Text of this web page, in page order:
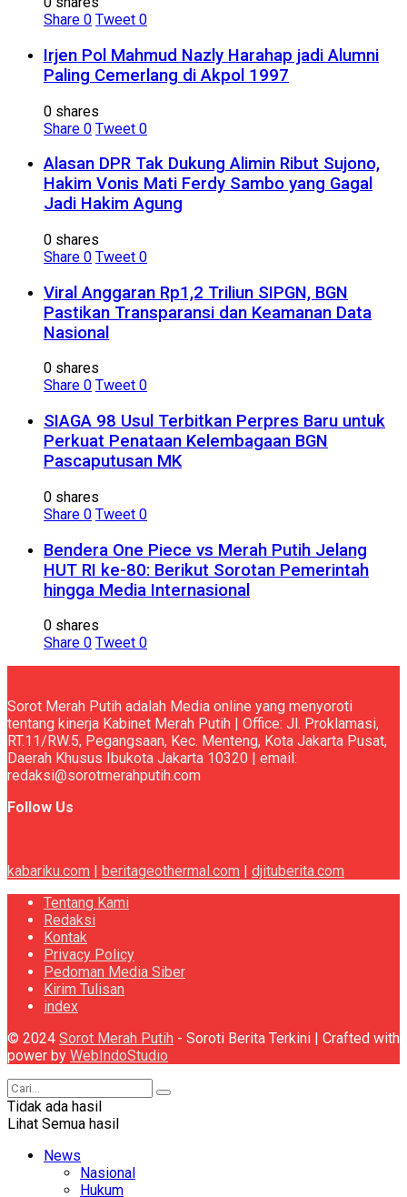
Share 0 Tweet 0
Irjen Pol Mahmud Nazly Harahap jadi Alumni
Paling Cemerlang di Akpol 1997
0 shares
Share 0 Tweet 0
Alasan DPR Tak Dukung Alimin Ribut Sujono,
Hakim Vonis Mati Ferdy Sambo yang Gagal
Jadi Hakim Agung
0 shares
Share 0 Tweet 0
Viral Anggaran Rp1,2 Triliun SIPGN, BGN
Pastikan Transparansi dan Keamanan Data
Nasional
0 shares
Share 0 Tweet 0
SIAGA 98 Usul Terbitkan Perpres Baru untuk
Perkuat Penataan Kelembagaan BGN
Pascaputusan MK
0 shares
Share 0 Tweet 0
Bendera One Piece vs Merah Putih Jelang
HUT RI ke-80: Berikut Sorotan Pemerintah
hingga Media Internasional
0 shares
Share 0 Tweet 0
Sorot Merah Putih adalah Media online yang menyoroti
tentang kinerja Kabinet Merah Putih | Office: Jl. Proklamasi,
RT.11/RW.5, Pegangsaan, Kec. Menteng, Kota Jakarta Pusat,
Daerah Khusus Ibukota Jakarta 10320 | email:
redaksi@sorotmerahputih.com
Follow Us
kabariku.com beritageothermal.com
djituberita.com
Tentang Kami
Redaksi
Kontak
Privacy Policy
Pedoman Media Siber
Kirim Tulisan
index
© 2024 Sorot Merah Putih - Soroti Berita Terkini | Crafted with
power by WebIndoStudio
Tidak ada hasil
Lihat Semua hasil
News
Nasional
Hukum